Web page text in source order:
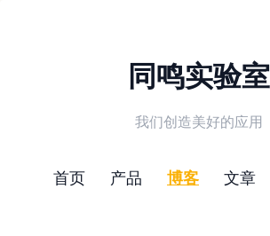
同鸣实验室
我们创造美好的应用
首页 产品 博客 文章